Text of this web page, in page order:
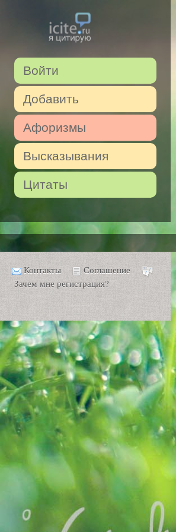
Войти
Добавить
Афоризмы
Высказывания
Цитаты
Контакты
Соглашение
Зачем мне регистрация?